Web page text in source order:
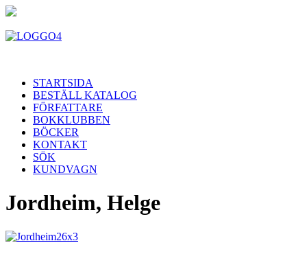
STARTSIDA
BESTÄLL KATALOG
FÖRFATTARE
BOKKLUBBEN
BÖCKER
KONTAKT
SÖK
KUNDVAGN
Jordheim, Helge